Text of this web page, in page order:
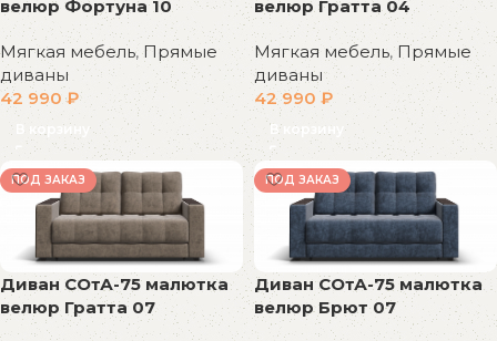
велюр Фортуна 10
Мягкая мебель,Прямые
диваны
42 990₽
В корзину
велюр Гратта 04
Мягкая мебель,Прямые
диваны
42 990₽
В корзину
ПОД ЗАКАЗ
Диван СОтА-75 малютка
велюр Гратта 07
ПОД ЗАКАЗ
Диван СОтА-75 малютка
велюр Брют 07